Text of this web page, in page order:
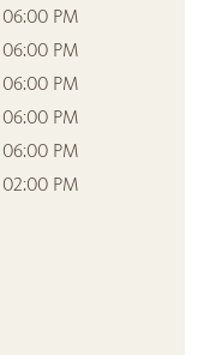
PM
PM
PM
PM
PM
PM